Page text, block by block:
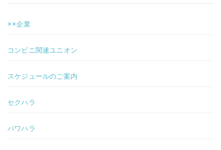
××企業
コンビニ関連ユニオン
スケジュールのご案内
セクハラ
パワハラ